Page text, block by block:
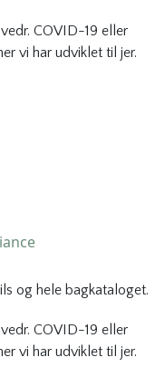
COVID-19 eller
vi har udviklet til jer.
og hele bagkataloget.
COVID-19 eller
vi har udviklet til jer.